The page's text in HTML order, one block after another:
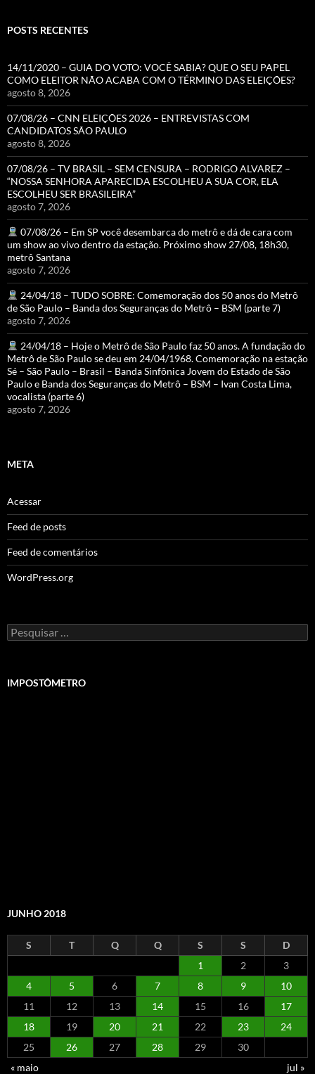
POSTS RECENTES
14/11/2020 – GUIA DO VOTO: VOCÊ SABIA? QUE O SEU PAPEL
COMO ELEITOR NÃO ACABA COM O TÉRMINO DAS ELEIÇÕES?
agosto 8, 2026
07/08/26 – CNN ELEIÇÕES 2026 – ENTREVISTAS COM
CANDIDATOS SÃO PAULO
agosto 8, 2026
07/08/26 – TV BRASIL – SEM CENSURA – RODRIGO ALVAREZ –
“NOSSA SENHORA APARECIDA ESCOLHEU A SUA COR, ELA
ESCOLHEU SER BRASILEIRA”
agosto 7, 2026
07/08/26 – Em SP você desembarca do metrô e dá de cara com
um show ao vivo dentro da estação. Próximo show 27/08, 18h30,
metrô Santana
agosto 7, 2026
24/04/18 – TUDO SOBRE: Comemoração dos 50 anos do Metrô
de São Paulo – Banda dos Seguranças do Metrô – BSM (parte 7)
agosto 7, 2026
24/04/18 – Hoje o Metrô de São Paulo faz 50 anos. A fundação do
Metrô de São Paulo se deu em 24/04/1968. Comemoração na estação
Sé – São Paulo – Brasil – Banda Sinfônica Jovem do Estado de São
Paulo e Banda dos Seguranças do Metrô – BSM – Ivan Costa Lima,
vocalista (parte 6)
agosto 7, 2026
META
Acessar
Feed de posts
Feed de comentários
WordPress.org
Pesquisar
por:
IMPOSTÔMETRO
JUNHO 2018
S T Q Q S S
D
1
2
3
4
5 6 7 8 9
10
11
12 13 14 15 16
17
18
19 20 21 22 23
24
25
26 27 28 29
30
« maio
jul »